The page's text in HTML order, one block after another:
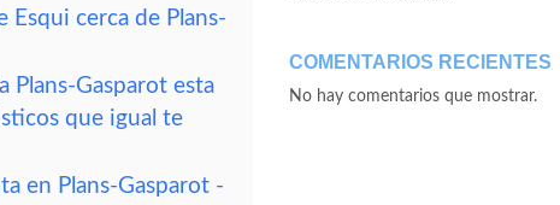
Esqui cerca de Plans-
Plans-Gasparot esta
que igual te
en Plans-Gasparot -
COMENTARIOS RECIENTES
No hay comentarios que mostrar.